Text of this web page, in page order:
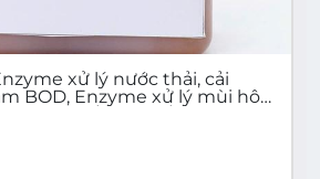
xử lý nước thải, cải
BOD, Enzyme xử lý mùi hôi
Hộp/1 Lít; Túi/10 Lít)